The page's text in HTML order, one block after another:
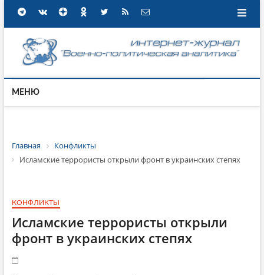
МЕНЮ
Главная
Конфликты
Исламские террористы открыли фронт в украинских степях
КОНФЛИКТЫ
Исламские террористы открыли
фронт в украинских степях